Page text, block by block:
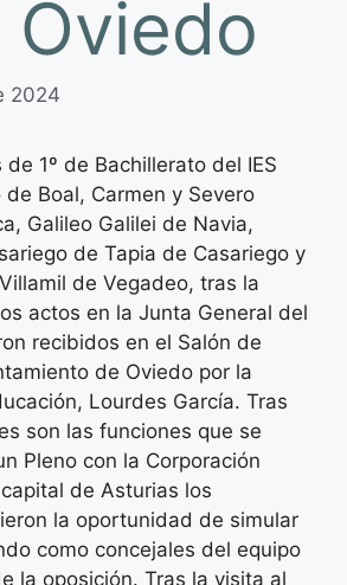
Oviedo
2024
1º de Bachillerato del IES
de Boal, Carmen y Severo
Galileo Galilei de Navia,
de Tapia de Casariego y
de Vegadeo, tras la
actos en la Junta General del
recibidos en el Salón de
de Oviedo por la
Lourdes García. Tras
son las funciones que se
Pleno con la Corporación
de Asturias los
la oportunidad de simular
como concejales del equipo
la oposición. Tras la visita al